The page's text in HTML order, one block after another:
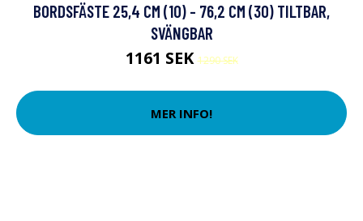
BORDSFÄSTE 25,4 CM (10) - 76,2 CM (30) TILTBAR,
SVÄNGBAR
1161 SEK1290 SEK
MER INFO!